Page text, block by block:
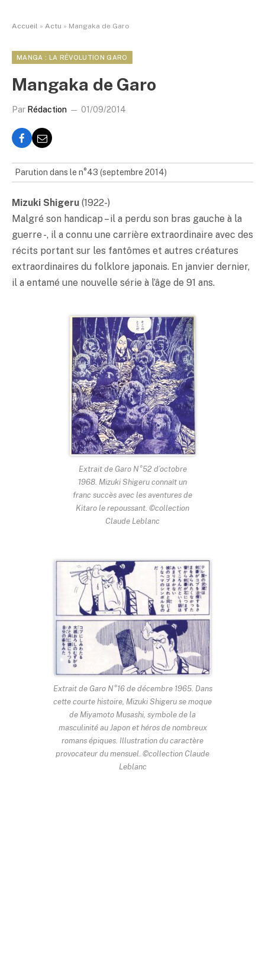
Accueil » Actu » Mangaka de Garo
MANGA : LA RÉVOLUTION GARO
Mangaka de Garo
Par Rédaction 01/09/2014
Parution dans le n°43 (septembre 2014)
Mizuki Shigeru (1922-)
Malgré son handicap – il a perdu son bras gauche à la
guerre -, il a connu une carrière extraordinaire avec des
récits portant sur les fantômes et autres créatures
extraordinaires du folklore japonais. En janvier dernier,
il a entamé une nouvelle série à l’âge de 91 ans.
Extrait de Garo N°52 d’octobre
1968. Mizuki Shigeru connaît un
franc succès avec les aventures de
Kitaro le repoussant. ©collection
Claude Leblanc
Extrait de Garo N°16 de décembre 1965. Dans
cette courte histoire, Mizuki Shigeru se moque
de Miyamoto Musashi, symbole de la
masculinité au Japon et héros de nombreux
romans épiques. Illustration du caractère
provocateur du mensuel. ©collection Claude
Leblanc